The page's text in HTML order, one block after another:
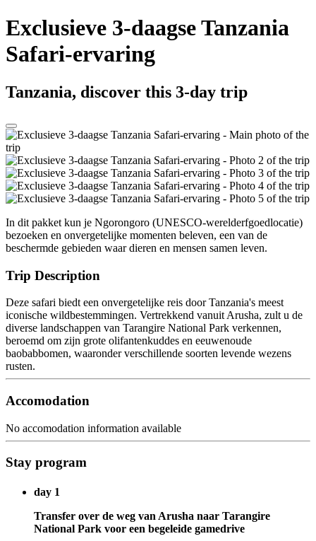
Exclusieve 3-daagse Tanzania
Safari-ervaring
Tanzania, discover this 3-day trip
In dit pakket kun je Ngorongoro (UNESCO-werelderfgoedlocatie)
bezoeken en onvergetelijke momenten beleven, een van de
beschermde gebieden waar dieren en mensen samen leven.
Trip Description
Deze safari biedt een onvergetelijke reis door Tanzania's meest
iconische wildbestemmingen. Vertrekkend vanuit Arusha, zult u de
diverse landschappen van Tarangire National Park verkennen,
beroemd om zijn grote olifantenkuddes en eeuwenoude
baobabbomen, waaronder verschillende soorten levende wezens
rusten.
Accomodation
No accomodation information available
Stay program
day 1
Transfer over de weg van Arusha naar Tarangire
National Park voor een begeleide gamedrive